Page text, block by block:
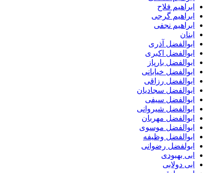
ابراهیم فلاح
ابراهیم گرجی
ابراهیم نجفی
ابنان
ابوالفضل آذری
ابوالفضل اکبری
ابوالفضل بارپاز
ابوالفضل خیابانی
ابوالفضل رزاقی
ابوالفضل سجادیان
ابوالفضل سیفی
ابوالفضل شیروانی
ابوالفضل مهربان
ابوالفضل موسوی
ابوالفضل وظیفه
ابولفضل رضوانی
ابی بهبودی
ابی دولابی